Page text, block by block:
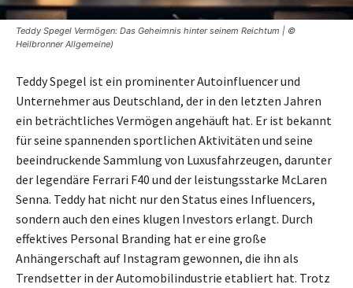
Teddy Spegel Vermögen: Das Geheimnis hinter seinem Reichtum | ©
Heilbronner Allgemeine)
Teddy Spegel ist ein prominenter Autoinfluencer und
Unternehmer aus Deutschland, der in den letzten Jahren
ein beträchtliches Vermögen angehäuft hat. Er ist bekannt
für seine spannenden sportlichen Aktivitäten und seine
beeindruckende Sammlung von Luxusfahrzeugen, darunter
der legendäre Ferrari F40 und der leistungsstarke McLaren
Senna. Teddy hat nicht nur den Status eines Influencers,
sondern auch den eines klugen Investors erlangt. Durch
effektives Personal Branding hat er eine große
Anhängerschaft auf Instagram gewonnen, die ihn als
Trendsetter in der Automobilindustrie etabliert hat. Trotz